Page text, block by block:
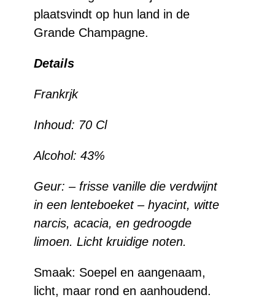
plaatsvindt op hun land in de
Grande Champagne.
Details
Frankrjk
Inhoud: 70 Cl
Alcohol: 43%
Geur: – frisse vanille die verdwijnt
in een lenteboeket – hyacint, witte
narcis, acacia, en gedroogde
limoen. Licht kruidige noten.
Smaak: Soepel en aangenaam,
licht, maar rond en aanhoudend.